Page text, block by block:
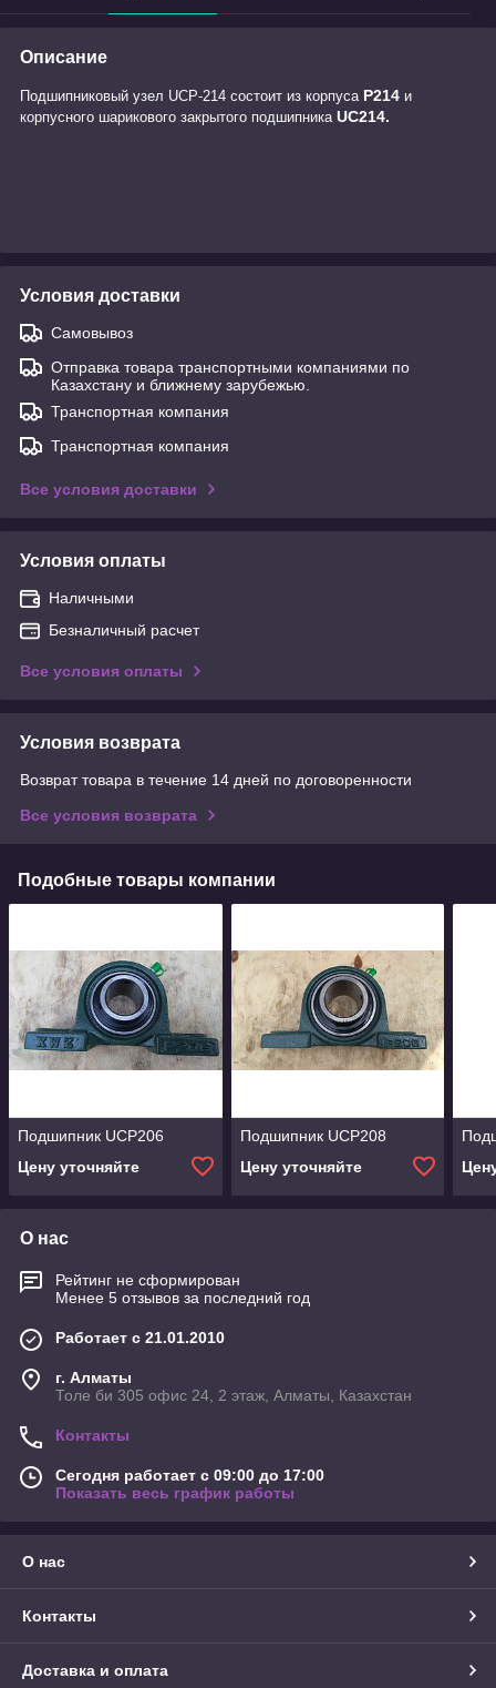
Описание
Подшипниковый узел UCP-214 состоит из корпуса P214 и
корпусного шарикового закрытого подшипника UC214.
Условия доставки
Самовывоз
Отправка товара транспортными компаниями по
Казахстану и ближнему зарубежью.
Транспортная компания
Транспортная компания
Все условия доставки
Условия оплаты
Наличными
Безналичный расчет
Все условия оплаты
Условия возврата
Возврат товара в течение 14 дней по договоренности
Все условия возврата
Подобные товары компании
Подшипник UCP206
Цену уточняйте
Подшипник UCP208
Цену уточняйте
О нас
Рейтинг не сформирован
Менее 5 отзывов за последний год
Работает с 21.01.2010
г. Алматы
Толе би 305 офис 24, 2 этаж, Алматы, Казахстан
Контакты
Сегодня работает с 09:00 до 17:00
Показать весь график работы
О нас
Контакты
Доставка и оплата